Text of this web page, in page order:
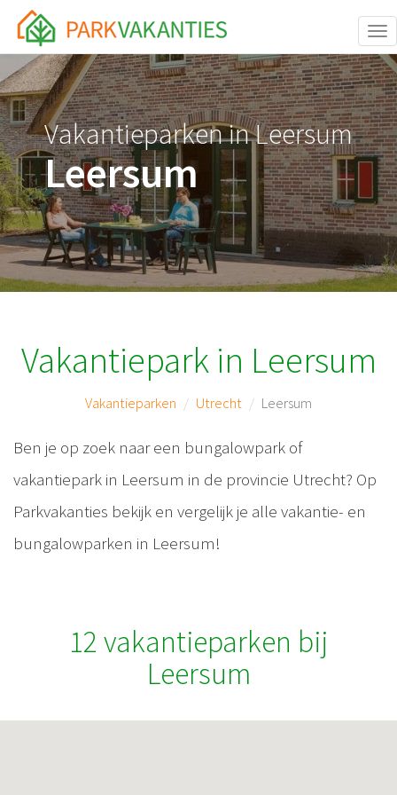
<body id="page-top">
Vakantieparken in Leersum
Leersum
Vakantiepark in Leersum
Vakantieparken Utrecht Leersum
Ben je op zoek naar een bungalowpark of
vakantiepark in Leersum in de provincie Utrecht? Op
Parkvakanties bekijk en vergelijk je alle vakantie- en
bungalowparken in Leersum!
12 vakantieparken bij
Leersum